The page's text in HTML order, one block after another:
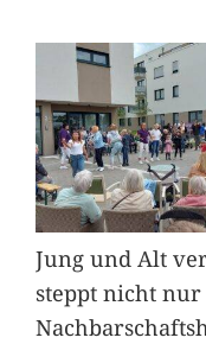
Jung und Alt
steppt nicht nur